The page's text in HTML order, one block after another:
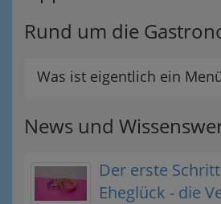
Rund um die
Was ist eigentlich ein
News und
Der erste
Eheglück - die